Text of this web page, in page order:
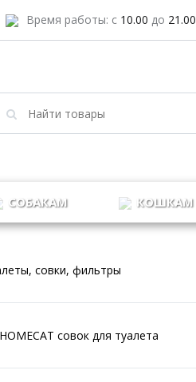
Время работы: с 10.00 до 21.00
СОБАКАМ КОШКАМ
совки, фильтры